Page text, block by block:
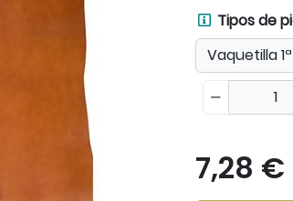
T
i
p
p
Tipos de
7,28 €